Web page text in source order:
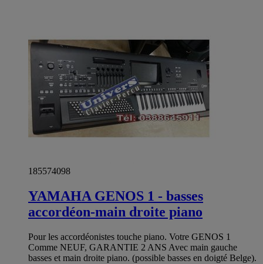
185574098
YAMAHA GENOS 1 - basses
accordéon-main droite piano
Pour les accordéonistes touche piano. Votre GENOS 1
Comme NEUF, GARANTIE 2 ANS Avec main gauche
basses et main droite piano. (possible basses en doigté Belge).